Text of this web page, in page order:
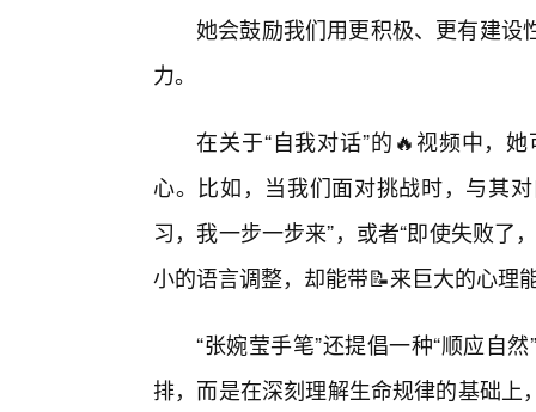
她会鼓励我们用更积极、更有建设
力。
在关于“自我对话”的🔥视频中，
心。比如，当我们面对挑战时，与其
习，我一步一步来”，或者“即使失败了
小的语言调整，却能带📝来巨大的心理
“张婉莹手笔”还提倡一种“顺应自
排，而是在深刻理解生命规律的基础